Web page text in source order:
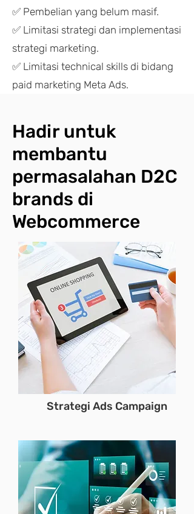
✅ Pembelian yang belum masif.
✅ Limitasi strategi dan implementasi
strategi marketing.
✅ Limitasi technical skills di bidang
paid marketing Meta Ads.
Hadir untuk
membantu
permasalahan D2C
brands di
Webcommerce
Strategi Ads Campaign